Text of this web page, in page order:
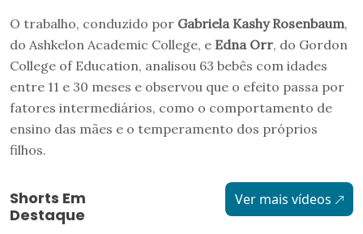
O trabalho, conduzido por Gabriela Kashy Rosenbaum,
do Ashkelon Academic College, e Edna Orr, do Gordon
College of Education, analisou 63 bebês com idades
entre 11 e 30 meses e observou que o efeito passa por
fatores intermediários, como o comportamento de
ensino das mães e o temperamento dos próprios
filhos.
Shorts Em
Destaque
Ver mais vídeos